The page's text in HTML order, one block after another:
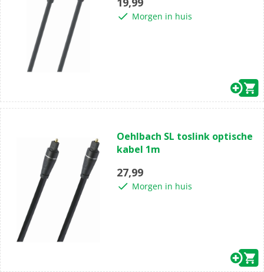
sterren.
Morgen in huis
van
de
sterren.
Oehlbach SL toslink optische
kabel 1m
27,99
Morgen in huis